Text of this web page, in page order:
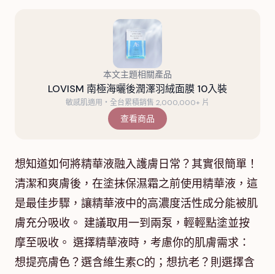
本文主題相關產品
LOVISM 南極海曬後潤澤羽絨面膜 10入裝
敏感肌適用・全台累積銷售 2,000,000+ 片
查看商品
想知道如何將精華液融入護膚日常？其實很簡單！
清潔和爽膚後，在塗抹保濕霜之前使用精華液，這
是最佳步驟，讓精華液中的高濃度活性成分能被肌
膚充分吸收。 建議取用一到兩泵，輕輕點塗並按
摩至吸收。 選擇精華液時，考慮你的肌膚需求：
想提亮膚色？選含維生素C的；想抗老？則選擇含